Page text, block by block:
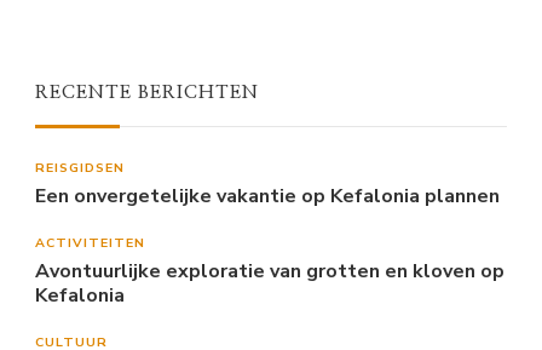
RECENTE BERICHTEN
REISGIDSEN
Een onvergetelijke vakantie op Kefalonia plannen
ACTIVITEITEN
Avontuurlijke exploratie van grotten en kloven op
Kefalonia
CULTUUR